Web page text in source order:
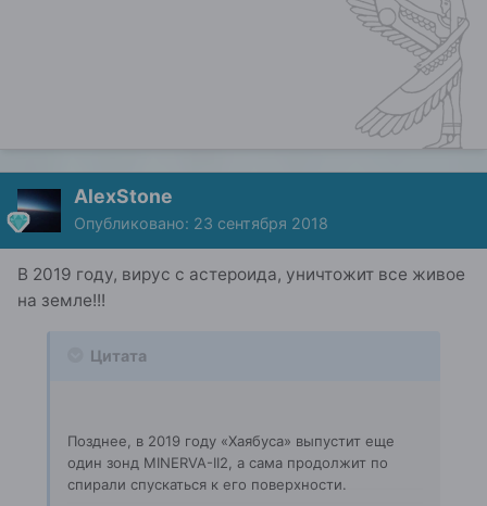
AlexStone
Опубликовано: 23 сентября 2018
В 2019 году, вирус с астероида, уничтожит все живое
на земле!!!
Цитата
Позднее, в 2019 году «Хаябуса» выпустит еще
один зонд MINERVA-II2, а сама продолжит по
спирали спускаться к его поверхности.